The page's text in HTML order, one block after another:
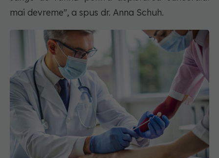
mai devreme", a spus dr. Anna Schuh.